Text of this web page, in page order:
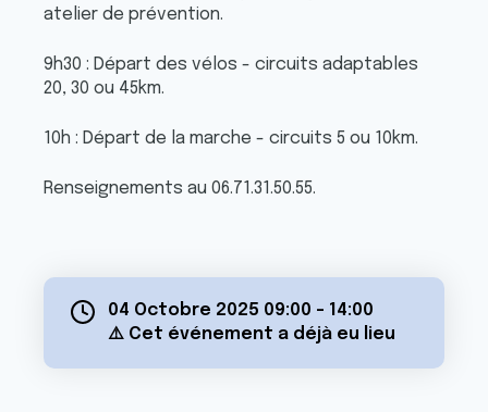
atelier de prévention.
9h30 : Départ des vélos - circuits adaptables
20, 30 ou 45km.
10h : Départ de la marche - circuits 5 ou 10km.
Renseignements au 06.71.31.50.55.
04 Octobre 2025 09:00 - 14:00
⚠️ Cet événement a déjà eu lieu